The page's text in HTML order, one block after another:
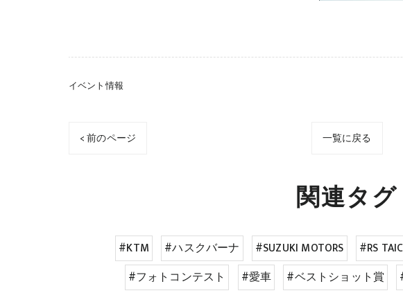
イベント情報
< 前のページ 一覧に戻る
関連タグ
#KTM #ハスクバーナ #SUZUKI MOTORS #RS
#フォトコンテスト
#愛車 #ベストショット賞